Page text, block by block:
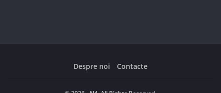
Despre noi Contacte